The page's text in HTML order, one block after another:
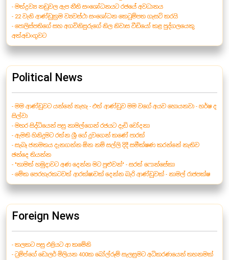
- මත්ද්‍රව්‍ය නඩුවල ඇප නීති සංශෝධනයට රජයේ අවධානය
- 22 වැනි ආණ්ඩුක්‍රම ව්‍යවස්ථා සංශෝධන කෙටුම්පත ගැසට් කරයි
- පොලිස්පතිගේ සහ අගවිනිසුරුගේ නිල නිවාස වීඩියෝ කළ පුද්ගලයෙකු
අත්අඩංගුවට
Political News
- මම ආණ්ඩුවට යන්නේ නැහැ - එත් ආණ්ඩුව මම වගේ අයව හොයනවා - හර්ෂ ද
සිල්වා
- මහර සිද්ධියෙන් පසු නාමල්ගෙන් රජයට දැඩි චෝදනා
- ඇමති හිනිදුමට රත්න ශ්‍රී ගේ දුවගෙන් කණේ පාරක්
- සැබෑ ජනමතය දැනගන්න ඕන නම් සල්ලි දිදී සමීක්ෂණ කරන්නේ නැතිව
ඡන්දෙ තියන්න
- "තාමත් හමුදාවට අණ දෙන්න මට පුළුවන්" - සරත් ෆොන්සේකා
- මේක පෙරහැරකටවත් ආරක්ෂාවක් දෙන්න බැරි ආණ්ඩුවක් - නාමල් රාජපක්ෂ
Foreign News
- කලකට පසු එළියට ආ කමේනි
- ට්‍රම්ප්ගේ ඩොලර් මිලියන 400ක බෝල්රූම් සැලසුමට අධිකරණයෙන් තහනමක්